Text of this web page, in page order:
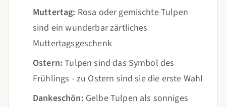
Muttertag: Rosa oder gemischte Tulpen
sind ein wunderbar zärtliches
Muttertagsgeschenk
Ostern: Tulpen sind das Symbol des
Frühlings - zu Ostern sind sie die erste Wahl
Dankeschön: Gelbe Tulpen als sonniges